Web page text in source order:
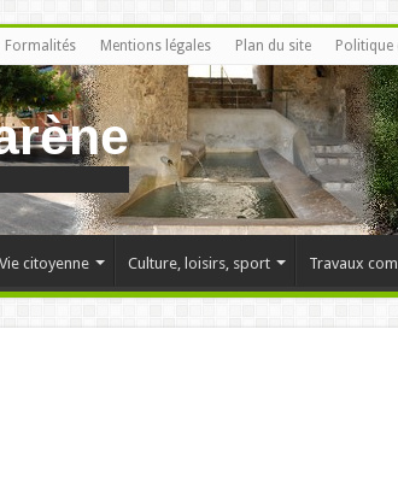
Formalités Mentions légales Plan du site Politique
Vie citoyenne Culture, loisirs, sport Travaux